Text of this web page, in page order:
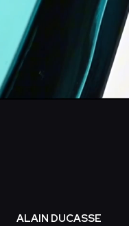
ALAIN DUCASSE